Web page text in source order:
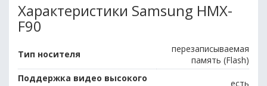
Характеристики Samsung HMX-
F90
Тип носителя
перезаписываемая
память (Flash)
Поддержка видео высокого
есть